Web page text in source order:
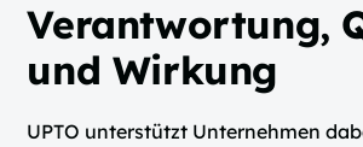
Verantwortung,
und Wirkung
UPTO unterstützt Unternehmen